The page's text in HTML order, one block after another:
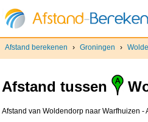
Afstand berekenen › Groningen ›
Afstand tussen
Afstand van Woldendorp naar Warfhuizen -